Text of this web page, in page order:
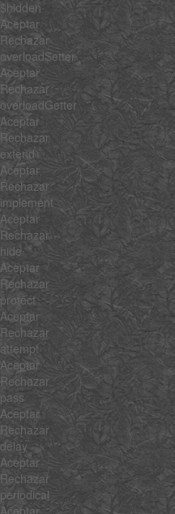
$hidden
Aceptar
Rechazar
overloadSetter
Aceptar
Rechazar
overloadGetter
Aceptar
Rechazar
extend
Aceptar
Rechazar
implement
Aceptar
Rechazar
hide
Aceptar
Rechazar
protect
Aceptar
Rechazar
attempt
Aceptar
Rechazar
pass
Aceptar
Rechazar
delay
Aceptar
Rechazar
periodical
Aceptar